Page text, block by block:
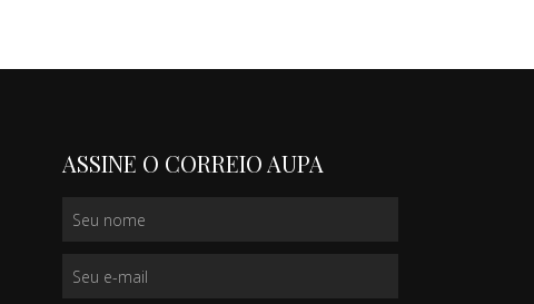
ASSINE O CORREIO AUPA